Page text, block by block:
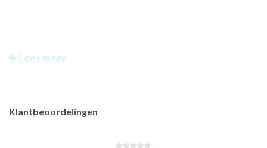
Lees meer
Klantbeoordelingen